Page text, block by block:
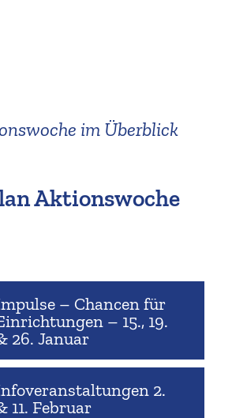
im Überblick
Aktions­woche
– Chancen für
– 15., 19.
26. Januar
2.
11. Februar